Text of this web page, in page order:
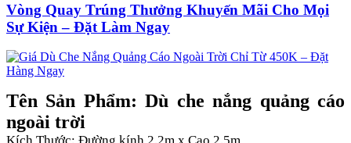
Vòng Quay Trúng Thưởng Khuyến Mãi Cho Mọi
Sự Kiện – Đặt Làm Ngay
Tên Sản Phẩm: Dù che nắng quảng cáo
ngoài trời